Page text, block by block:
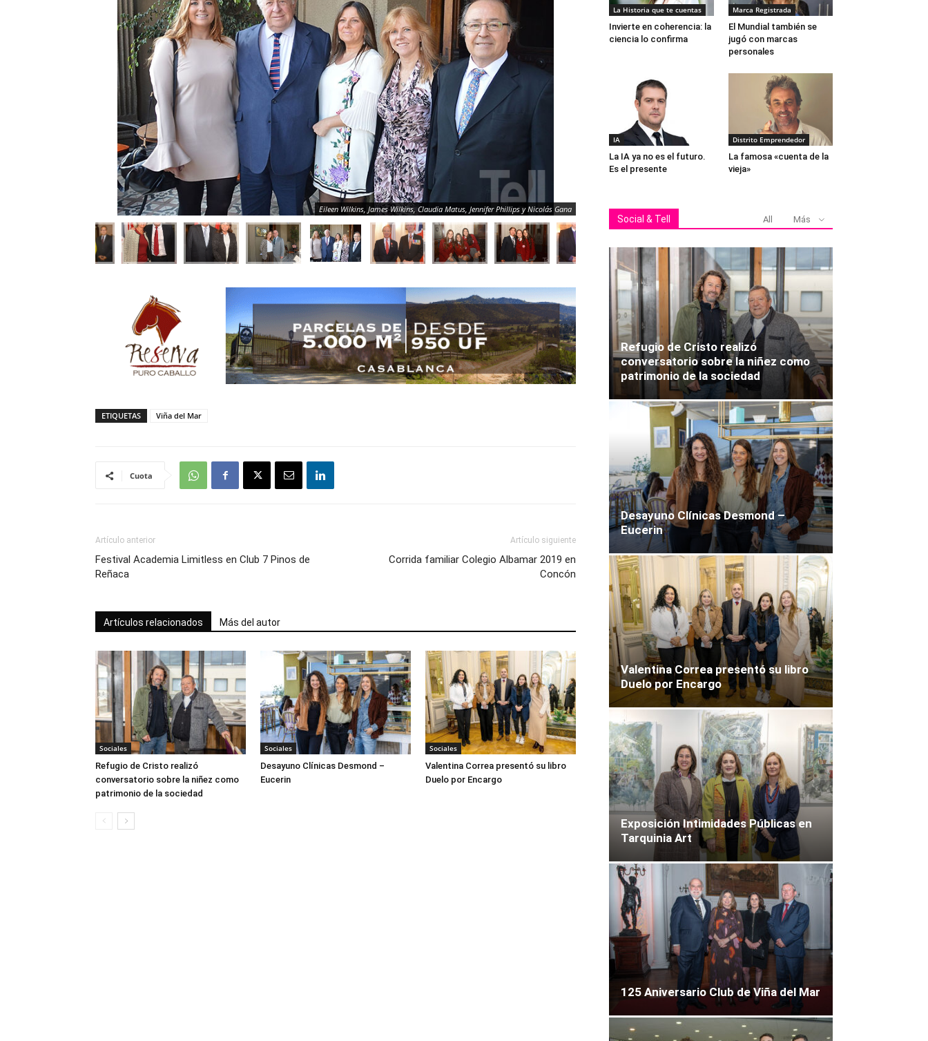
Eileen Wilkins, James Wilkins, Claudia Matus, Jennifer Phillips y Nicolás Gana
ETIQUETAS Viña del Mar
Cuota
Artículo anterior
Festival Academia Limitless en Club 7 Pinos de
Reñaca
Artículo siguiente
Corrida familiar Colegio Albamar 2019 en
Concón
Artículos relacionados Más del autor
Sociales
Refugio de Cristo realizó
conversatorio sobre la niñez como
patrimonio de la sociedad
Sociales
Desayuno Clínicas Desmond –
Eucerin
Sociales
Valentina Correa presentó su libro
Duelo por Encargo
La Historia que te cuentas
Invierte en coherencia: la
ciencia lo confirma
Marca Registrada
El Mundial también se
jugó con marcas
personales
IA
La IA ya no es el futuro.
Es el presente
Distrito Emprendedor
La famosa «cuenta de la
vieja»
Social & Tell All Más
Refugio de Cristo realizó
conversatorio sobre la niñez como
patrimonio de la sociedad
Desayuno Clínicas Desmond –
Eucerin
Valentina Correa presentó su libro
Duelo por Encargo
Exposición Intimidades Públicas en
Tarquinia Art
125 Aniversario Club de Viña del Mar